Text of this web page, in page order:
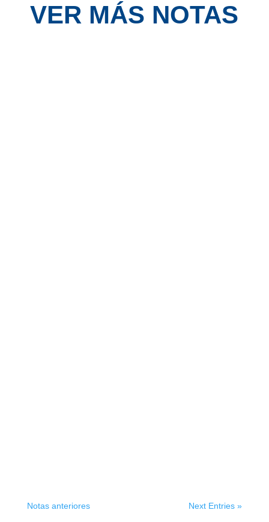
VER MÁS NOTAS
Notas anteriores Next Entries »